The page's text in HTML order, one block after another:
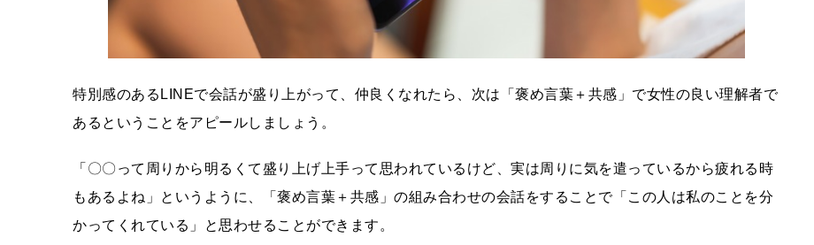
特別感のあるLINEで会話が盛り上がって、仲良くなれたら、次は「褒め言葉＋共感」で女性の良い理解者で
あるということをアピールしましょう。
「〇〇って周りから明るくて盛り上げ上手って思われているけど、実は周りに気を遣っているから疲れる時
もあるよね」というように、「褒め言葉＋共感」の組み合わせの会話をすることで「この人は私のことを分
かってくれている」と思わせることができます。